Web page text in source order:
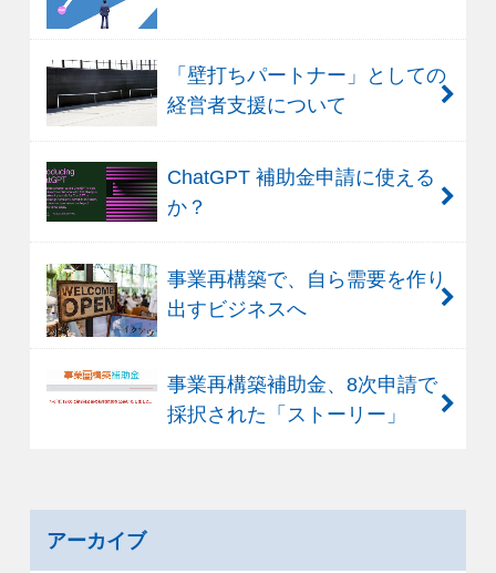
「壁打ちパートナー」としての
経営者支援について
ChatGPT 補助金申請に使える
か？
事業再構築で、自ら需要を作り
出すビジネスへ
事業再構築補助金、8次申請で
採択された「ストーリー」
アーカイブ